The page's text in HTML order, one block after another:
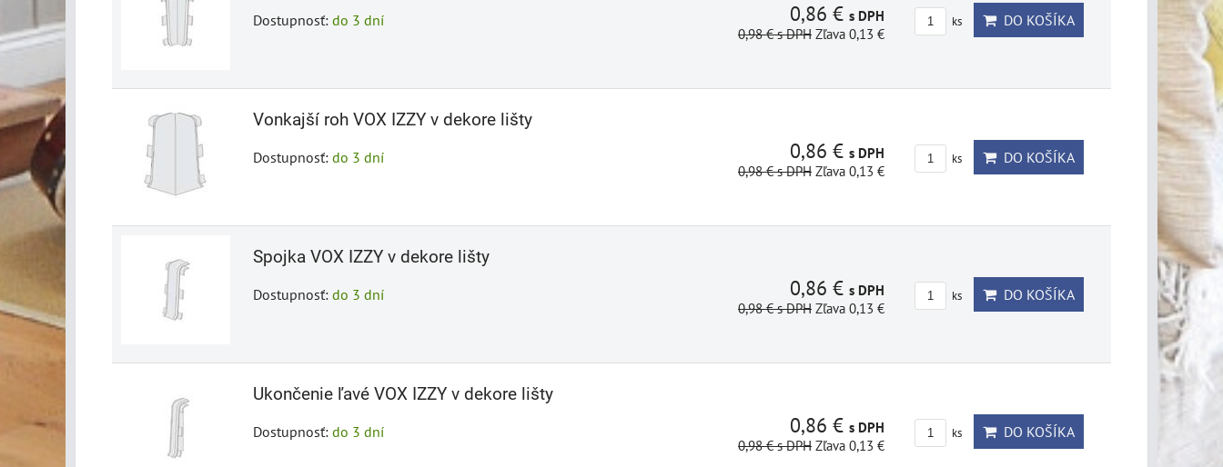
Dostupnosť: do 3 dní 0,86 € s DPH
0,98 €s DPH Zľava 0,13 €
ks DO KOŠÍKA
Vonkajší roh VOX IZZY v dekore lišty
Dostupnosť: do 3 dní 0,86 € s DPH
0,98 €s DPH Zľava 0,13 €
ks DO KOŠÍKA
Spojka VOX IZZY v dekore lišty
Dostupnosť: do 3 dní 0,86 € s DPH
0,98 €s DPH Zľava 0,13 €
ks DO KOŠÍKA
Ukončenie ľavé VOX IZZY v dekore lišty
Dostupnosť: do 3 dní 0,86 € s DPH
0,98 €s DPH Zľava 0,13 €
ks DO KOŠÍKA